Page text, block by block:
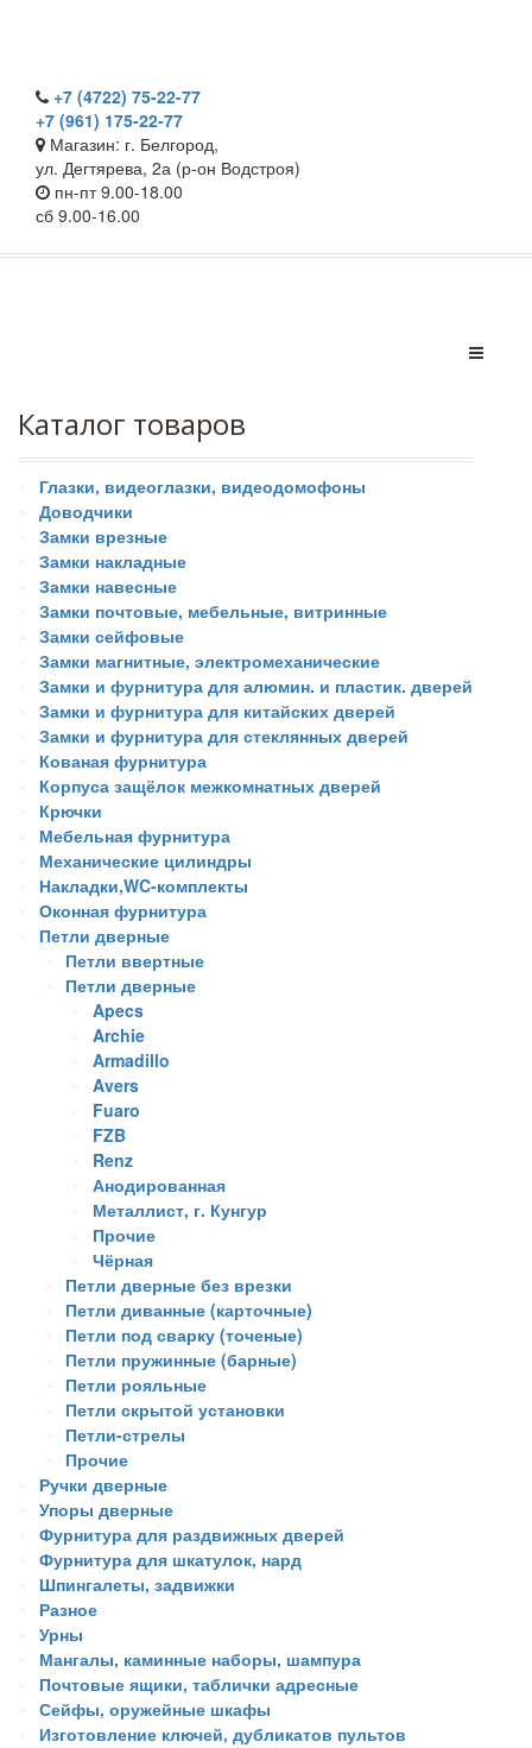
+7 (4722) 75-22-77
+7 (961) 175-22-77
Магазин: г. Белгород,
ул. Дегтярева, 2а (р-он Водстроя)
пн-пт 9.00-18.00
сб 9.00-16.00
Каталог товаров
Глазки, видеоглазки, видеодомофоны
Доводчики
Замки врезные
Замки накладные
Замки навесные
Замки почтовые, мебельные, витринные
Замки сейфовые
Замки магнитные, электромеханические
Замки и фурнитура для алюмин. и пластик. дверей
Замки и фурнитура для китайских дверей
Замки и фурнитура для стеклянных дверей
Кованая фурнитура
Корпуса защёлок межкомнатных дверей
Крючки
Мебельная фурнитура
Механические цилиндры
Накладки,WC-комплекты
Оконная фурнитура
Петли дверные
Петли ввертные
Петли дверные
Apecs
Archie
Armadillo
Avers
Fuaro
FZB
Renz
Анодированная
Металлист, г. Кунгур
Прочие
Чёрная
Петли дверные без врезки
Петли диванные (карточные)
Петли под сварку (точеные)
Петли пружинные (барные)
Петли рояльные
Петли скрытой установки
Петли-стрелы
Прочие
Ручки дверные
Упоры дверные
Фурнитура для раздвижных дверей
Фурнитура для шкатулок, нард
Шпингалеты, задвижки
Разное
Урны
Мангалы, каминные наборы, шампура
Почтовые ящики, таблички адресные
Сейфы, оружейные шкафы
Изготовление ключей, дубликатов пультов